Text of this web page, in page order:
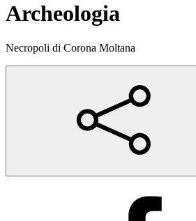
Archeologia
Necropoli di Corona Moltana